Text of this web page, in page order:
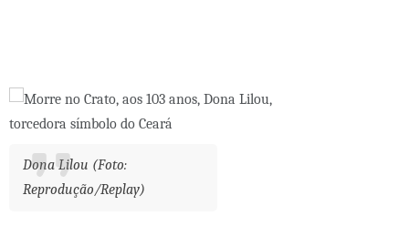
Dona Lilou (Foto:
Reprodução/Replay)